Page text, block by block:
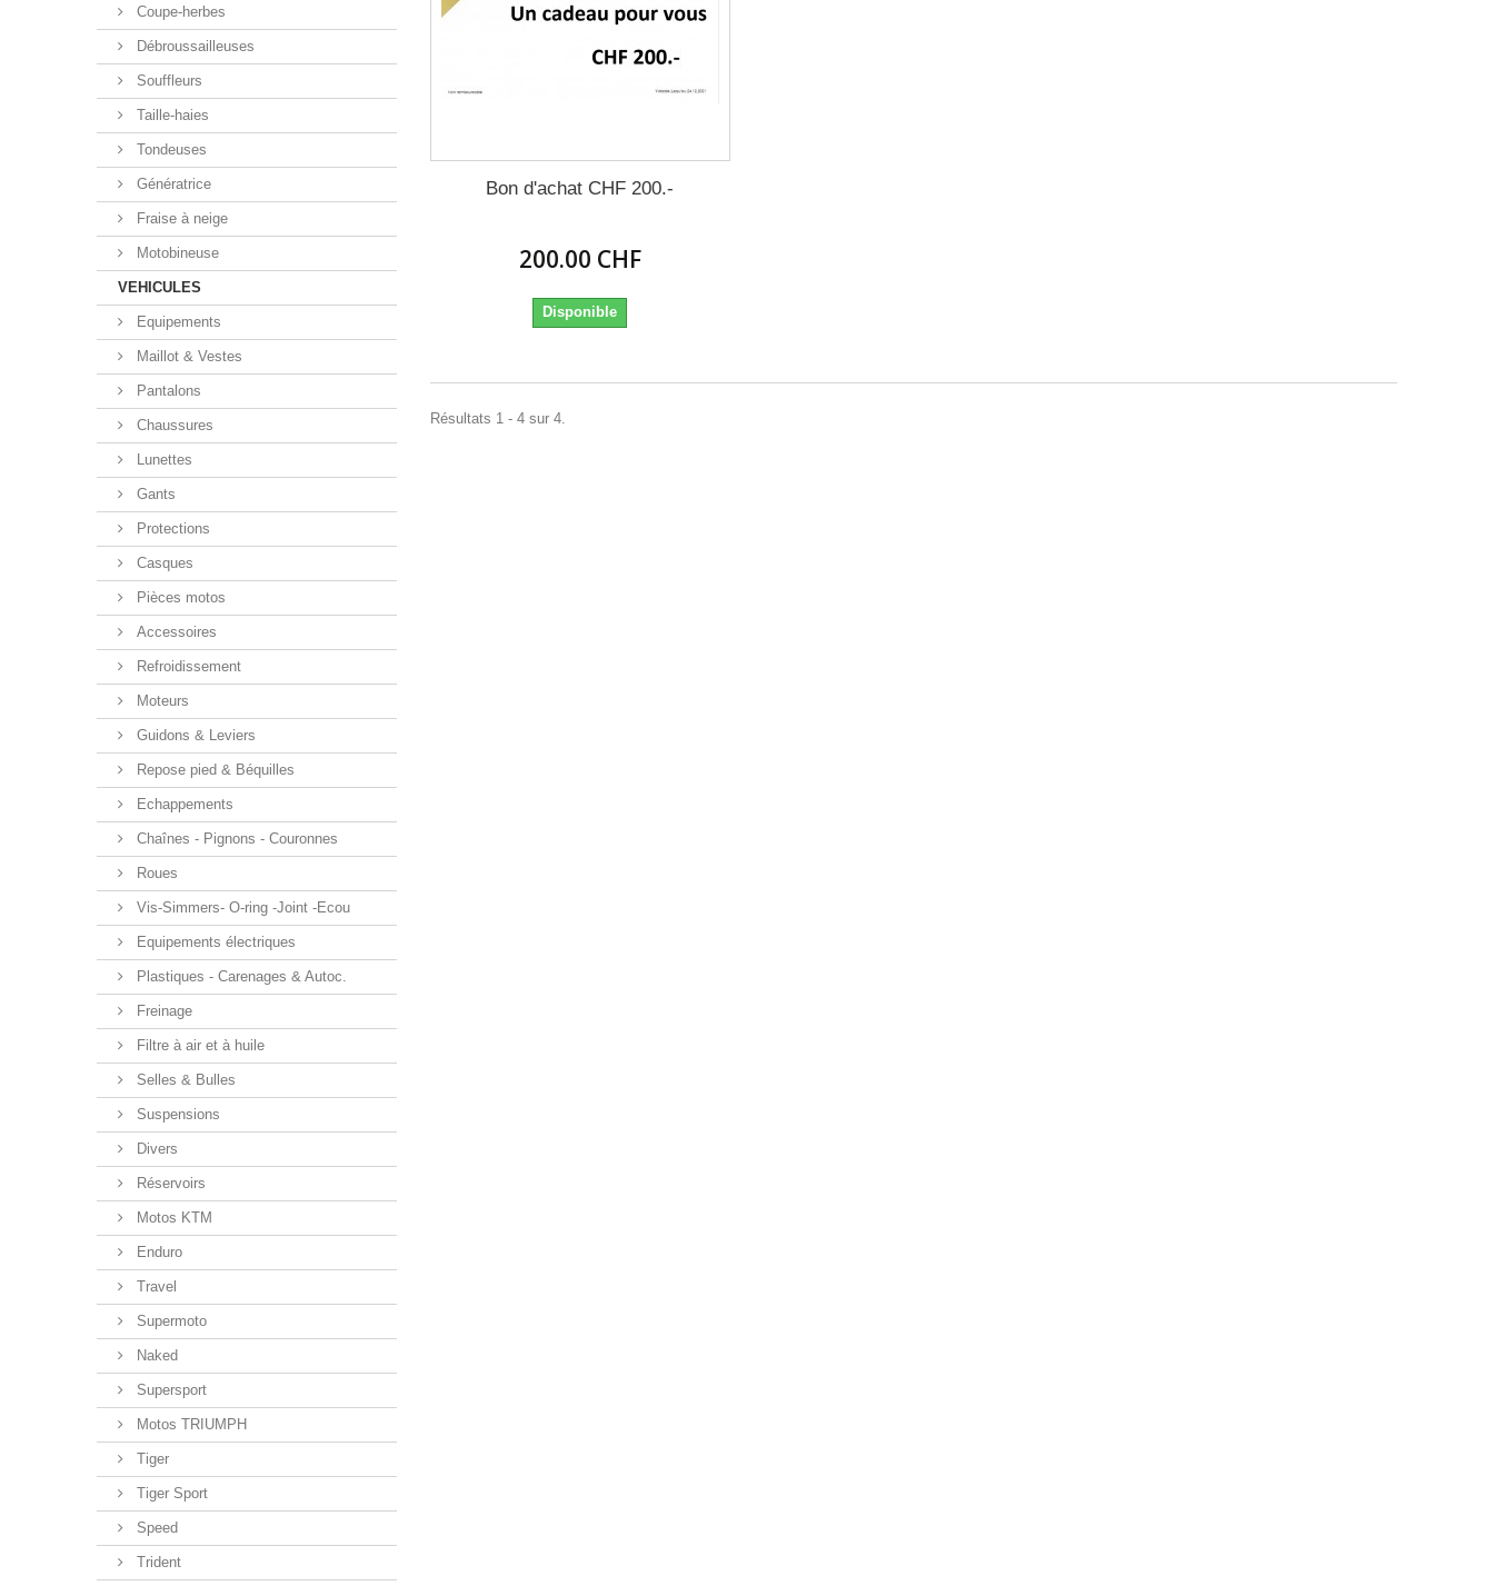
Coupe-herbes
Débroussailleuses
Souffleurs
Taille-haies
Tondeuses
Génératrice
Fraise à neige
Motobineuse
VEHICULES
Equipements
Maillot & Vestes
Pantalons
Chaussures
Lunettes
Gants
Protections
Casques
Pièces motos
Accessoires
Refroidissement
Moteurs
Guidons & Leviers
Repose pied & Béquilles
Echappements
Chaînes - Pignons - Couronnes
Roues
Vis-Simmers- O-ring -Joint -Ecou
Equipements électriques
Plastiques - Carenages & Autoc.
Freinage
Filtre à air et à huile
Selles & Bulles
Suspensions
Divers
Réservoirs
Motos KTM
Enduro
Travel
Supermoto
Naked
Supersport
Motos TRIUMPH
Tiger
Tiger Sport
Speed
Trident
Bon d'achat CHF 200.-
200.00 CHF
Disponible
Résultats 1 - 4 sur 4.